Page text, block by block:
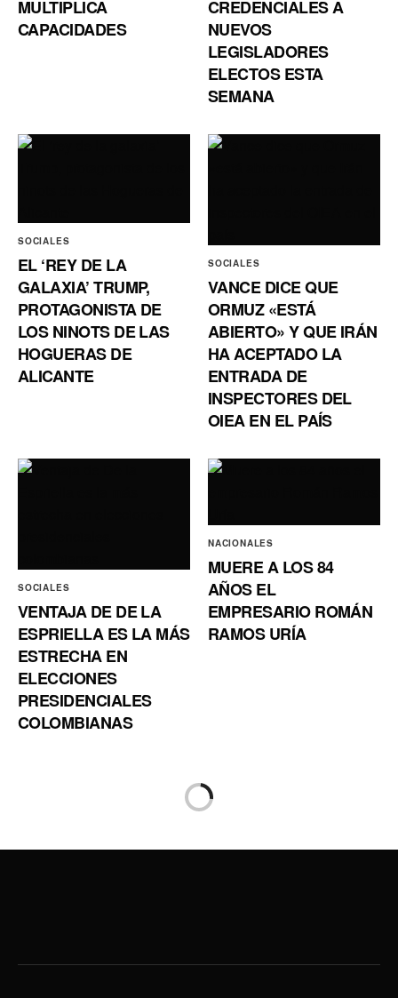
MULTIPLICA
CAPACIDADES
CREDENCIALES A
NUEVOS
LEGISLADORES
ELECTOS ESTA
SEMANA
SOCIALES
EL ‘REY DE LA
GALAXIA’ TRUMP,
PROTAGONISTA DE
LOS NINOTS DE LAS
HOGUERAS DE
ALICANTE
SOCIALES
VANCE DICE QUE
ORMUZ «ESTÁ
ABIERTO» Y QUE IRÁN
HA ACEPTADO LA
ENTRADA DE
INSPECTORES DEL
OIEA EN EL PAÍS
SOCIALES
VENTAJA DE DE LA
ESPRIELLA ES LA MÁS
ESTRECHA EN
ELECCIONES
PRESIDENCIALES
COLOMBIANAS
NACIONALES
MUERE A LOS 84
AÑOS EL
EMPRESARIO ROMÁN
RAMOS URÍA